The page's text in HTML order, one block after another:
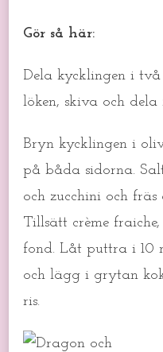
Gör så här:
Dela kycklingen i
löken, skiva och dela
Bryn kycklingen i
på båda sidorna.
och zucchini och
Tillsätt crème
fond. Låt puttra i 10
och lägg i grytan
ris.